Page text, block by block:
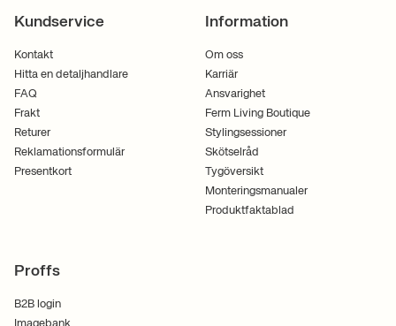
Kundservice
Kontakt
Hitta en detaljhandlare
FAQ
Frakt
Returer
Reklamationsformulär
Presentkort
Information
Om oss
Karriär
Ansvarighet
Ferm Living Boutique
Stylingsessioner
Skötselråd
Tygöversikt
Monteringsmanualer
Produktfaktablad
Proffs
B2B login
Imagebank